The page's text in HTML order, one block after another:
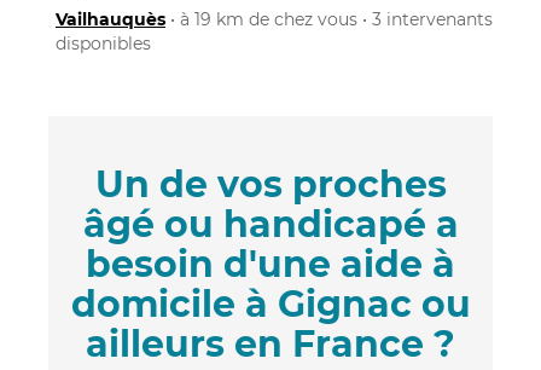
Vailhauquès • à 19 km de chez vous • 3 intervenants
disponibles
Un de vos proches
âgé ou handicapé a
besoin d'une aide à
domicile à Gignac ou
ailleurs en France ?